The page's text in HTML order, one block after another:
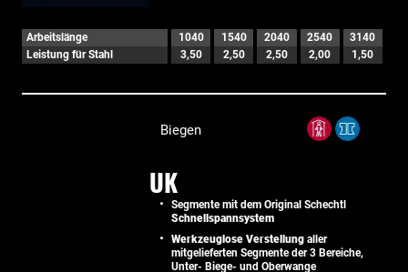
Arbeitslänge 1040 1540 2040 2540
3140
Leistung für Stahl
3,50 2,50 2,50 2,00 1,50
Biegen
UK
Segmente mit dem Original Schechtl
Schnellspannsystem
Werkzeuglose Verstellung aller
mitgelieferten Segmente der 3 Bereiche,
Unter- Biege- und Oberwange